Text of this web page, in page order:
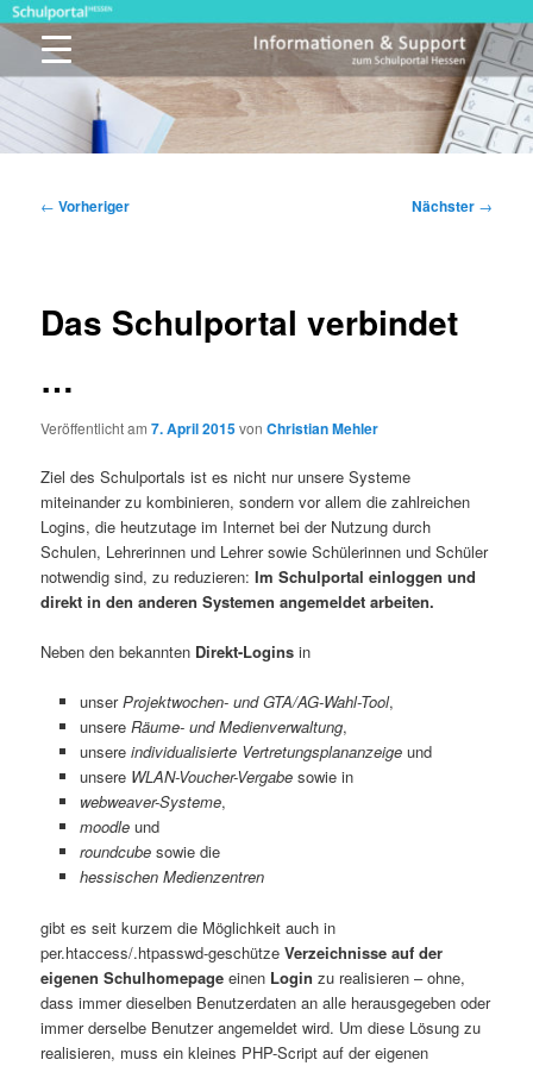
Zum
primären
springenSchulportal Hessen
Beitragsnavigation
← Vorheriger Nächster →
Das Schulportal verbindet
…
Veröffentlicht am7. April 2015vonChristian Mehler
Ziel des Schulportals ist es nicht nur unsere Systeme
miteinander zu kombinieren, sondern vor allem die zahlreichen
Logins, die heutzutage im Internet bei der Nutzung durch
Schulen, Lehrerinnen und Lehrer sowie Schülerinnen und Schüler
notwendig sind, zu reduzieren: Im Schulportal einloggen und
direkt in den anderen Systemen angemeldet arbeiten.
Neben den bekannten Direkt-Logins in
unserProjektwochen- und GTA/AG-Wahl-Tool,
unsere Räume- und Medienverwaltung,
unsereindividualisierte Vertretungsplananzeigeund
unsere WLAN-Voucher-Vergabesowie in
webweaver-Systeme,
moodleund
roundcubesowie die
hessischen Medienzentren
gibt es seit kurzem die Möglichkeit auch in
per.htaccess/.htpasswd-geschützeVerzeichnisse auf der
eigenen Schulhomepage einen Login zu realisieren – ohne,
dass immer dieselben Benutzerdaten an alle herausgegeben oder
immer derselbe Benutzer angemeldet wird. Um diese Lösung zu
realisieren, muss ein kleines PHP-Script auf der eigenen